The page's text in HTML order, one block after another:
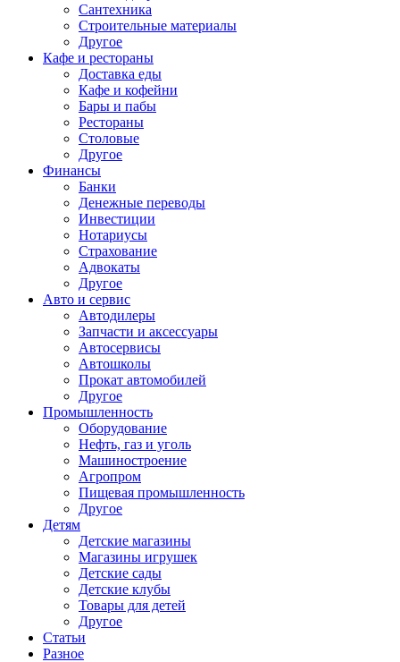
Сантехника
Строительные материалы
Другое
Кафе и рестораны
Доставка еды
Кафе и кофейни
Бары и пабы
Рестораны
Столовые
Другое
Финансы
Банки
Денежные переводы
Инвестиции
Нотариусы
Страхование
Адвокаты
Другое
Авто и сервис
Автодилеры
Запчасти и аксессуары
Автосервисы
Автошколы
Прокат автомобилей
Другое
Промышленность
Оборудование
Нефть, газ и уголь
Машиностроение
Агропром
Пищевая промышленность
Другое
Детям
Детские магазины
Магазины игрушек
Детские сады
Детские клубы
Товары для детей
Другое
Статьи
Разное